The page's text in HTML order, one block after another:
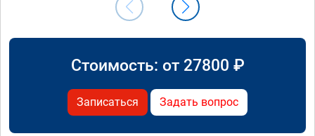
Стоимость: от 27800 ₽
Записаться Задать вопрос